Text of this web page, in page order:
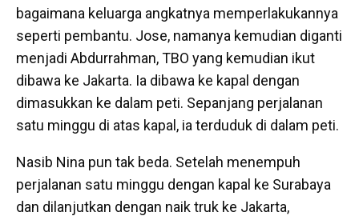
bagaimana keluarga angkatnya memperlakukannya
seperti pembantu. Jose, namanya kemudian diganti
menjadi Abdurrahman, TBO yang kemudian ikut
dibawa ke Jakarta. Ia dibawa ke kapal dengan
dimasukkan ke dalam peti. Sepanjang perjalanan
satu minggu di atas kapal, ia terduduk di dalam peti.
Nasib Nina pun tak beda. Setelah menempuh
perjalanan satu minggu dengan kapal ke Surabaya
dan dilanjutkan dengan naik truk ke Jakarta,